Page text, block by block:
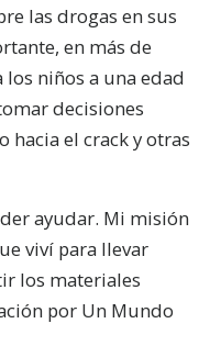
las drogas en sus
en más de
niños a una edad
decisiones
hacia el crack y otras
ayudar. Mi misión
viví para llevar
los materiales
por Un Mundo